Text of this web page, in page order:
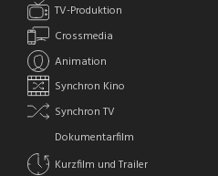
TV-Produktion
Crossmedia
Animation
Synchron Kino
Synchron TV
Dokumentarfilm
Kurzfilm und Trailer